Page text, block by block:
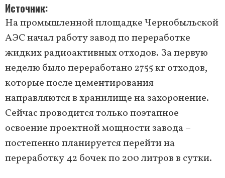
Источник
На промышленной площадке Чернобыльской
АЭС начал работу завод по переработке
жидких радиоактивных отходов. За первую
неделю было переработано 2755 кг отходов,
которые после цементирования
направляются в хранилище на захоронение.
Сейчас проводится только поэтапное
освоение проектной мощности завода –
постепенно планируется перейти на
переработку 42 бочек по 200 литров в сутки.